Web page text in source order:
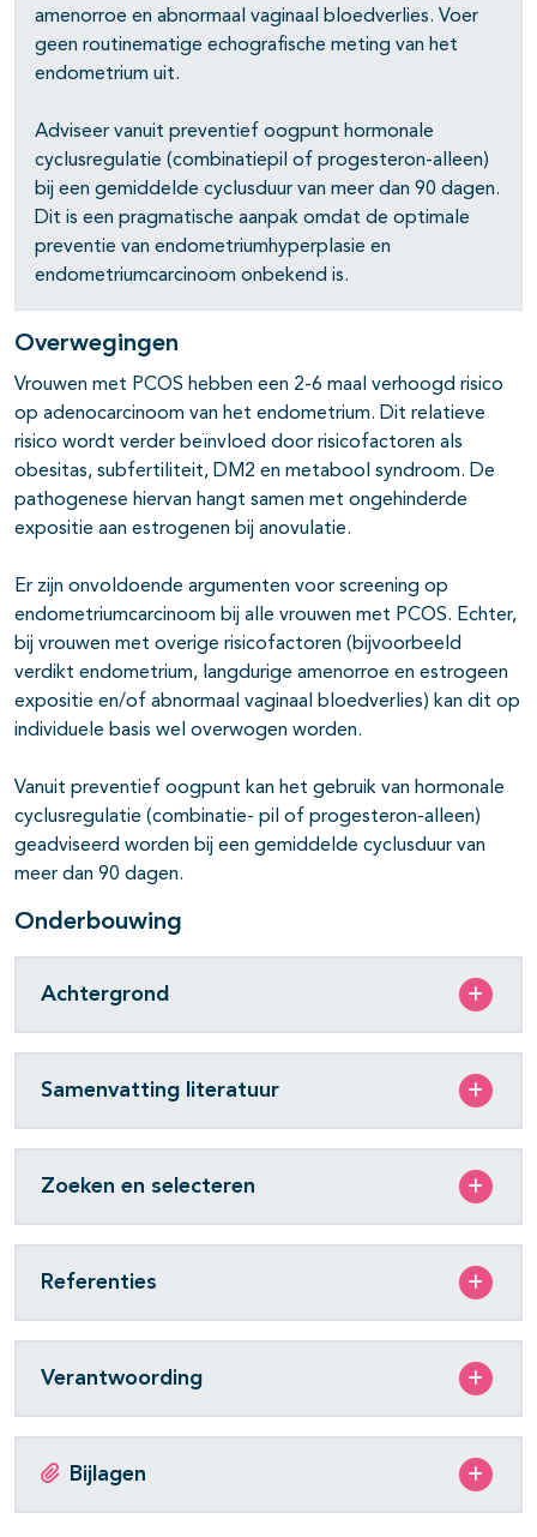
amenorroe en abnormaal vaginaal bloedverlies. Voer
geen routinematige echografische meting van het
endometrium uit.
Adviseer vanuit preventief oogpunt hormonale
cyclusregulatie (combinatiepil of progesteron-alleen)
bij een gemiddelde cyclusduur van meer dan 90 dagen.
Dit is een pragmatische aanpak omdat de optimale
preventie van endometriumhyperplasie en
endometriumcarcinoom onbekend is.
Overwegingen
Vrouwen met PCOS hebben een 2-6 maal verhoogd risico
op adenocarcinoom van het endometrium. Dit relatieve
risico wordt verder beïnvloed door risicofactoren als
obesitas, subfertiliteit, DM2 en metabool syndroom. De
pathogenese hiervan hangt samen met ongehinderde
expositie aan estrogenen bij anovulatie.
Er zijn onvoldoende argumenten voor screening op
endometriumcarcinoom bij alle vrouwen met PCOS. Echter,
bij vrouwen met overige risicofactoren (bijvoorbeeld
verdikt endometrium, langdurige amenorroe en estrogeen
expositie en/of abnormaal vaginaal bloedverlies) kan dit op
individuele basis wel overwogen worden.
Vanuit preventief oogpunt kan het gebruik van hormonale
cyclusregulatie (combinatie- pil of progesteron-alleen)
geadviseerd worden bij een gemiddelde cyclusduur van
meer dan 90 dagen.
Onderbouwing
Achtergrond
Samenvatting literatuur
Zoeken en selecteren
Referenties
Verantwoording
Bijlagen